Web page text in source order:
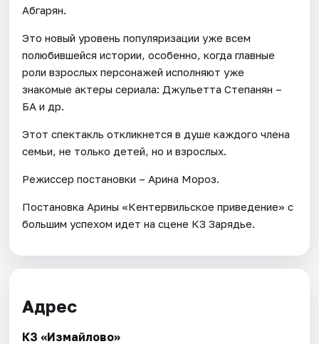
Абгарян.
Это новый уровень популяризации уже всем
полюбившейся истории, особенно, когда главные
роли взрослых персонажей исполняют уже
знакомые актеры сериала: Джульетта Степанян –
БА и др.
Этот спектакль откликнется в душе каждого члена
семьи, не только детей, но и взрослых.
Режиссер постановки – Арина Мороз.
Постановка Арины «Кентервильское приведение» с
большим успехом идет на сцене К3 3арядье.
Адрес
КЗ «Измайлово»